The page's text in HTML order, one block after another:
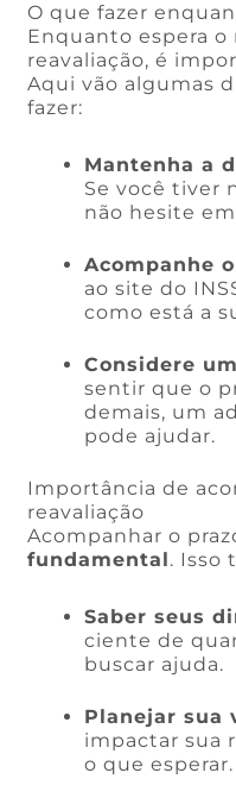
O que fazer
Enquanto espera o
reavaliação, é
Aqui vão algumas
fazer:
Mantenha a
Se você tiver
não hesite
Acompanhe
ao site do
como está a
Considere
sentir que o
demais, um
pode ajudar.
Importância de
reavaliação
Acompanhar o
fundamental. Isso
Saber seus
ciente de
buscar ajuda.
Planejar sua
impactar sua
o que esperar.